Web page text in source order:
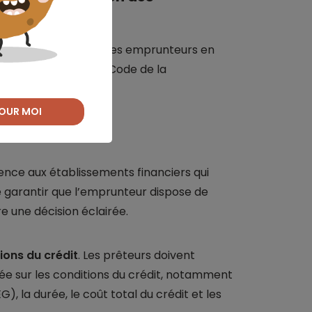
de la protection des emprunteurs en
intégrée au Code de la
aux établissements financiers qui
que l’emprunteur dispose de
une décision éclairée.
du crédit. Les prêteurs doivent
sur les conditions du crédit, notamment
la durée, le coût total du crédit et les
MOI